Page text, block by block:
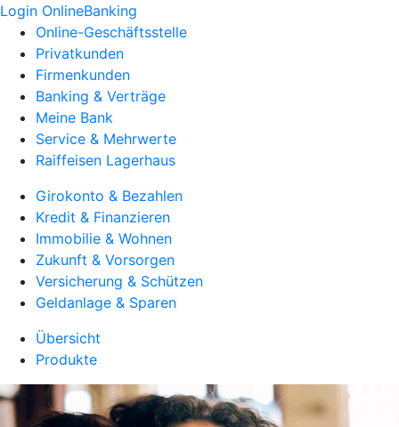
Login OnlineBanking
Online-Geschäftsstelle
Privatkunden
Firmenkunden
Banking & Verträge
Meine Bank
Service & Mehrwerte
Raiffeisen Lagerhaus
Girokonto & Bezahlen
Kredit & Finanzieren
Immobilie & Wohnen
Zukunft & Vorsorgen
Versicherung & Schützen
Geldanlage & Sparen
Übersicht
Produkte